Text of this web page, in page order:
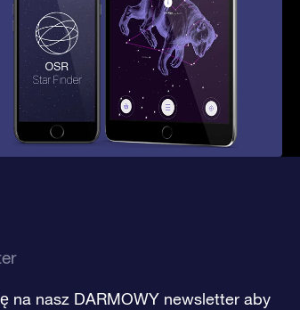
na nasz DARMOWY newsletter aby